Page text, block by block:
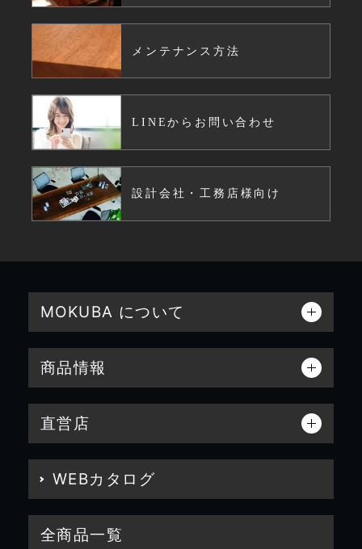
メンテナンス方法
LINEからお問い合わせ
設計会社・工務店様向け
MOKUBA について
商品情報
直営店
WEBカタログ
全商品一覧